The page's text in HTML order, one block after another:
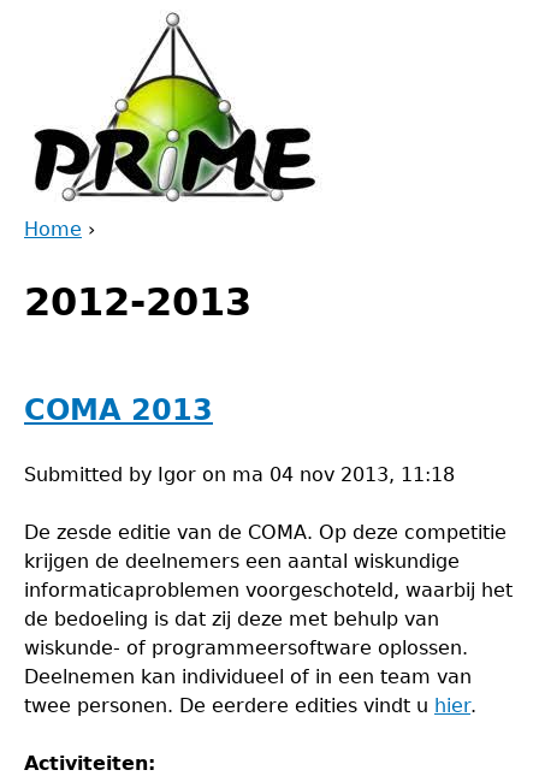
are
Home ›
to
top
2012-2013
COMA 2013
Submitted by Igor on ma 04 nov 2013, 11:18
De zesde editie van de COMA. Op deze competitie
krijgen de deelnemers een aantal wiskundige
informaticaproblemen voorgeschoteld, waarbij het
de bedoeling is dat zij deze met behulp van
wiskunde- of programmeersoftware oplossen.
Deelnemen kan individueel of in een team van
twee personen. De eerdere edities vindt u hier.
Activiteiten: